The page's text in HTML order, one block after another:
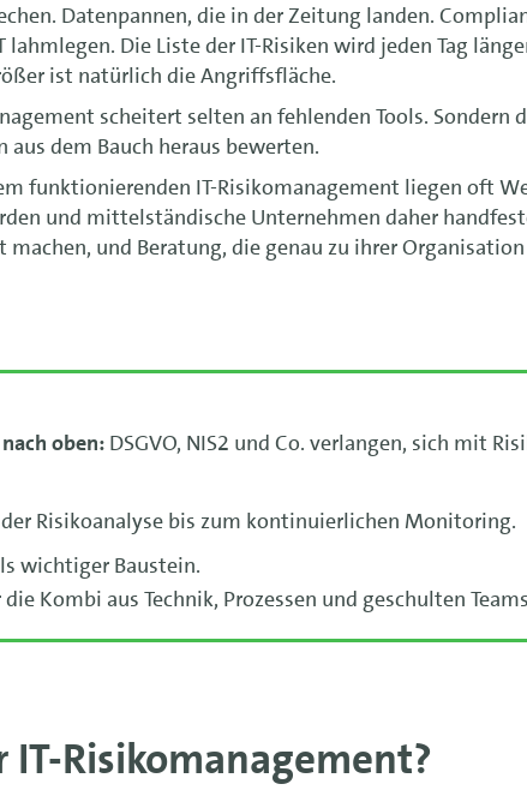
Datenpannen, die in der Zeitung landen.
Die Liste der IT-Risiken wird jeden Tag
ist natürlich die Angriffsfläche.
scheitert selten an fehlenden Tools. Sondern
dem Bauch heraus bewerten.
funktionierenden IT-Risikomanagement liegen oft
und mittelständische Unternehmen daher
und Beratung, die genau zu ihrer
oben: DSGVO, NIS2 und Co. verlangen, sich mit
Risikoanalyse bis zum kontinuierlichen Monitoring.
wichtiger Baustein.
Kombi aus Technik, Prozessen und geschulten
Risikomanagement?